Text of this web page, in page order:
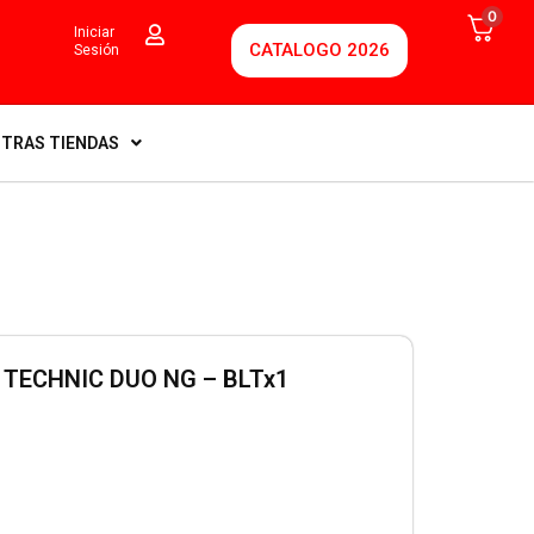
Iniciar
Sesión
CATALOGO 2026
0
TIENDAS
DUO NG – BLTx1